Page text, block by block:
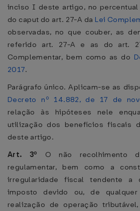
inciso I deste artigo, no
do caput do art. 27-A da Lei
observadas, no que couber, as
referido art. 27-A e as do art.
Complementar, bem como as do
2017.
Parágrafo único. Aplicam-se as
Decreto nº 14.882, de 17 de
relação às hipóteses nele
utilização dos benefícios fiscais
deste artigo.
Art. 3º O não recolhimento
regulamentar, bem como a
irregularidade fiscal tendente
imposto devido ou, de
realização de operação